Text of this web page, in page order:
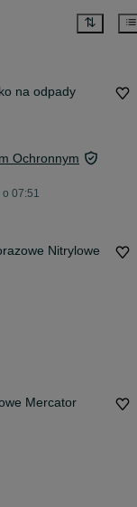
na odpady
Ochronnym
07:51
Nitrylowe
Mercator